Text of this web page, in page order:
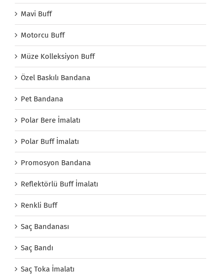
Mavi Buff
Motorcu Buff
Müze Kolleksiyon Buff
Özel Baskılı Bandana
Pet Bandana
Polar Bere İmalatı
Polar Buff İmalatı
Promosyon Bandana
Reflektörlü Buff İmalatı
Renkli Buff
Saç Bandanası
Saç Bandı
Saç Toka İmalatı